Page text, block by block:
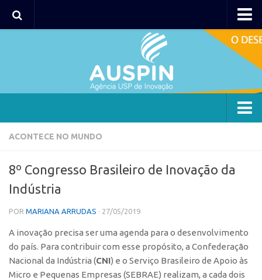
Agência
Coordenação
Polos
Polo Capital
Polo Lorena
Polo Ribeirão Preto
Polo São Carlos
ACONTECE NO MUNDO
8º Congresso Brasileiro de Inovação da
Indústria
POR MARIANA ARRUDAS · 27/05/2019
A inovação precisa ser uma agenda para o desenvolvimento
do país. Para contribuir com esse propósito, a Confederação
Nacional da Indústria (CNI) e o Serviço Brasileiro de Apoio às
Micro e Pequenas Empresas (SEBRAE) realizam, a cada dois